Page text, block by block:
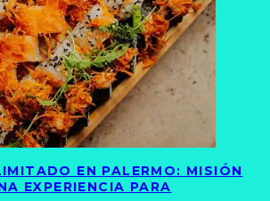
EN PALERMO: MISIÓN
EXPERIENCIA PARA